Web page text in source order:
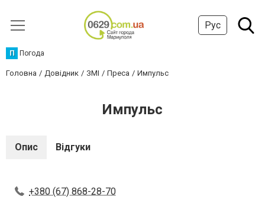
Рус
П Погода
Головна Довідник ЗМІ Преса Импульс
Импульс
Опис Відгуки
+380 (67) 868-28-70